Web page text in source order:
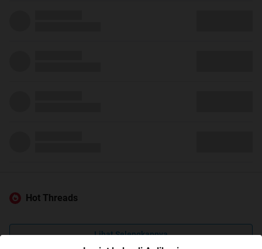
Hot Threads
Lihat Selengkapnya